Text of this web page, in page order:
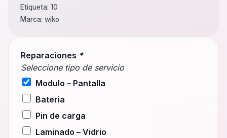
Reparaciones *
Seleccione tipo de servicio
Modulo – Pantalla
Bateria
Pin de carga
Laminado – Vidrio
Etiqueta: 10
Marca: wiko